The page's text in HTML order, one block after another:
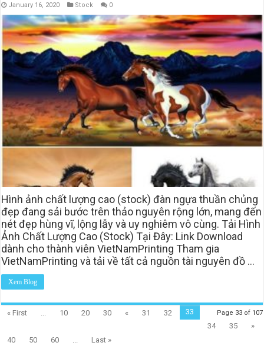
January 16, 2020 Stock 0
Hình ảnh chất lượng cao (stock) đàn ngựa thuần chủng
đẹp đang sải bước trên thảo nguyên rộng lớn, mang đến
nét đẹp hùng vĩ, lộng lẫy và uy nghiêm vô cùng. Tải Hình
Ảnh Chất Lượng Cao (Stock) Tại Đây: Link Download
dành cho thành viên VietNamPrinting Tham gia
VietNamPrinting và tải về tất cả nguồn tài nguyên đồ …
Xem Blog
Page 33 of 107
« First 10 20 30 « 31 32
33
34
35
»
40
50 60 Last »